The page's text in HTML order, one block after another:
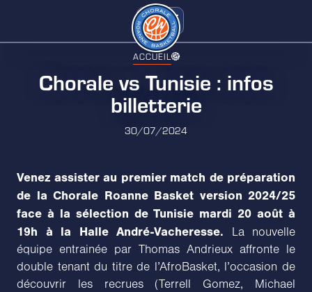
ACCUEIL
Chorale vs Tunisie : infos
billetterie
30/07/2024
Venez assister au premier match de préparation
de la Chorale Roanne Basket version 2024/25
face à la sélection de Tunisie mardi 20 août à
19h à la Halle André-Vacheresse. La nouvelle
équipe entrainée par Thomas Andrieux affronte le
double tenant du titre de l’AfroBasket, l’occasion de
découvrir les recrues (Terrell Gomez, Michael